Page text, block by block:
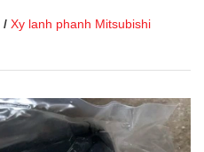
/ Xy lanh phanh Mitsubishi